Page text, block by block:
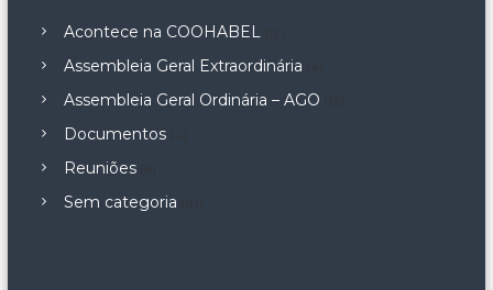
Acontece na COOHABEL
Assembleia Geral Extraordinária
Assembleia Geral Ordinária – AGO
Documentos(4)
Reuniões(6)
Sem categoria